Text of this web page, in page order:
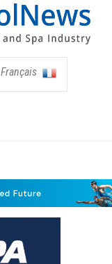
Français